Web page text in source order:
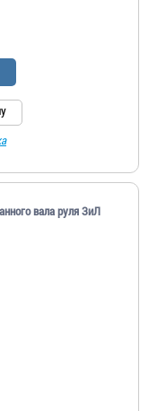
вала руля ЗиЛ